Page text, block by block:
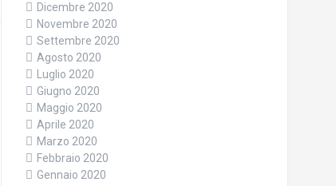
Dicembre 2020
Novembre 2020
Settembre 2020
Agosto 2020
Luglio 2020
Giugno 2020
Maggio 2020
Aprile 2020
Marzo 2020
Febbraio 2020
Gennaio 2020